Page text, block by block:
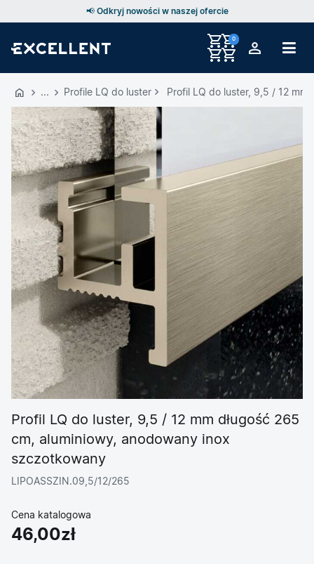
ZAWARTOŚCI
MENU
MENU
UŻYTKOWNIKA
WYSZUKIWARKI
📢 Odkryj nowości w naszej ofercie
0
Profile LQ do luster Profil LQ do luster, 9,5 / 12
Profil LQ do luster, 9,5 / 12 mm długość 265
cm, aluminiowy, anodowany inox
szczotkowany
LIPOASSZIN.09,5/12/265
Cena katalogowa
46,00zł